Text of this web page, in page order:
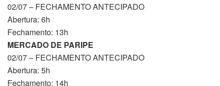
02/07 – FECHAMENTO ANTECIPADO
Abertura: 6h
Fechamento: 13h
MERCADO DE PARIPE
02/07 – FECHAMENTO ANTECIPADO
Abertura: 5h
Fechamento: 14h